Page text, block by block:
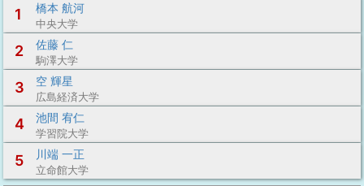
1
橋本 航河
中央大学
2 佐藤 仁
駒澤大学
3 空 輝星
広島経済大学
4 池間 宥仁
学習院大学
5 川端 一正
立命館大学